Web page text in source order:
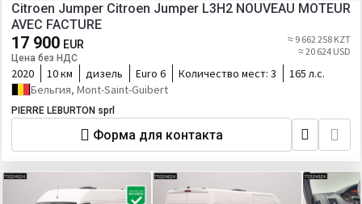
Citroen Jumper Citroen Jumper L3H2 NOUVEAU MOTEUR
AVEC FACTURE
17 900 EUR
Цена без НДС
≈ 9 662 258 KZT
≈ 20 624 USD
2020 10 км дизель Euro 6 Количество мест: 3
165 л.с.
Бельгия, Mont-Saint-Guibert
PIERRE LEBURTON sprl
Форма для контакта